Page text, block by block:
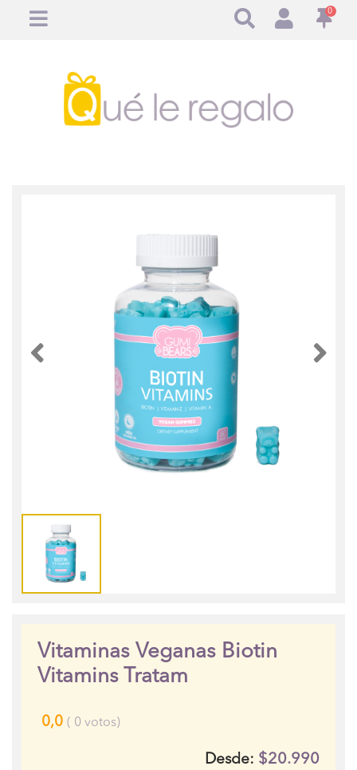
0
Vitaminas Veganas Biotin
Vitamins Tratam
0,0 ( 0 votos)
Desde: $20.990